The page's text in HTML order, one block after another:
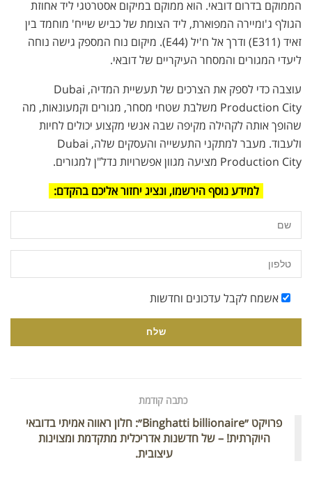
הממוקם בדרום דובאי. הוא ממוקם במיקום אסטרטגי ליד אחוזת
הגולף ג'ומיירה המפוארת, ליד הצומת של כביש שייח' מוחמד בין
זאיד (E311) ודרך אל ח'יל (E44). מיקום נוח המספק גישה נוחה
ליעדי המגורים והמסחר העיקריים של דובאי.
עוצבה כדי לספק את הצרכים של תעשיית המדיה, Dubai
Production City משלבת שטחי מסחר, מגורים וקמעונאות, מה
שהופך אותה לקהילה מקיפה שבה אנשי מקצוע יכולים לחיות
ולעבוד. מעבר למתקני התעשייה והעסקים שלה, Dubai
Production City מציעה מגוון אפשרויות נדל"ן למגורים.
למידע נוסף הירשמו, ונציג יחזור אליכם בהקדם:
אשמח לקבל עדכונים וחדשות
כתבה קודמת
פרויקט ״Binghatti billionaire״: חלון ראווה אמיתי בדובאי
היוקרתית! – של חדשנות אדריכלית מתקדמת ומצוינות
עיצובית.